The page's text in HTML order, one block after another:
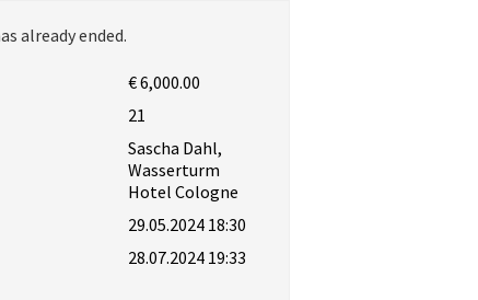
already ended.
€ 6,000.00
21
Sascha Dahl,
Wasserturm
Hotel Cologne
29.05.2024 18:30
28.07.2024 19:33